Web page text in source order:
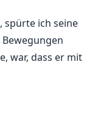
spürte ich seine
war, dass er mit